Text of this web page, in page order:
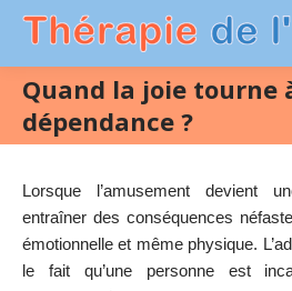
Quand la joie tourne
dépendance ?
Lorsque l’amusement devient
entraîner des conséquences
émotionnelle et même physique.
le fait qu’une personne est